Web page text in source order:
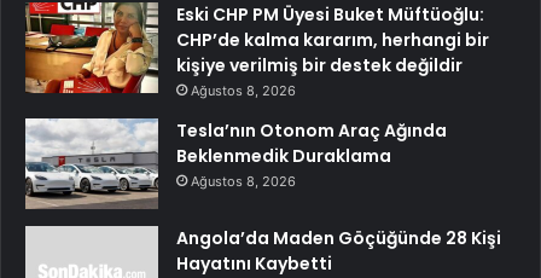
Eski CHP PM Üyesi Buket Müftüoğlu:
CHP’de kalma kararım, herhangi bir
kişiye verilmiş bir destek değildir
Ağustos 8, 2026
Tesla’nın Otonom Araç Ağında
Beklenmedik Duraklama
Ağustos 8, 2026
Angola’da Maden Göçüğünde 28 Kişi
Hayatını Kaybetti